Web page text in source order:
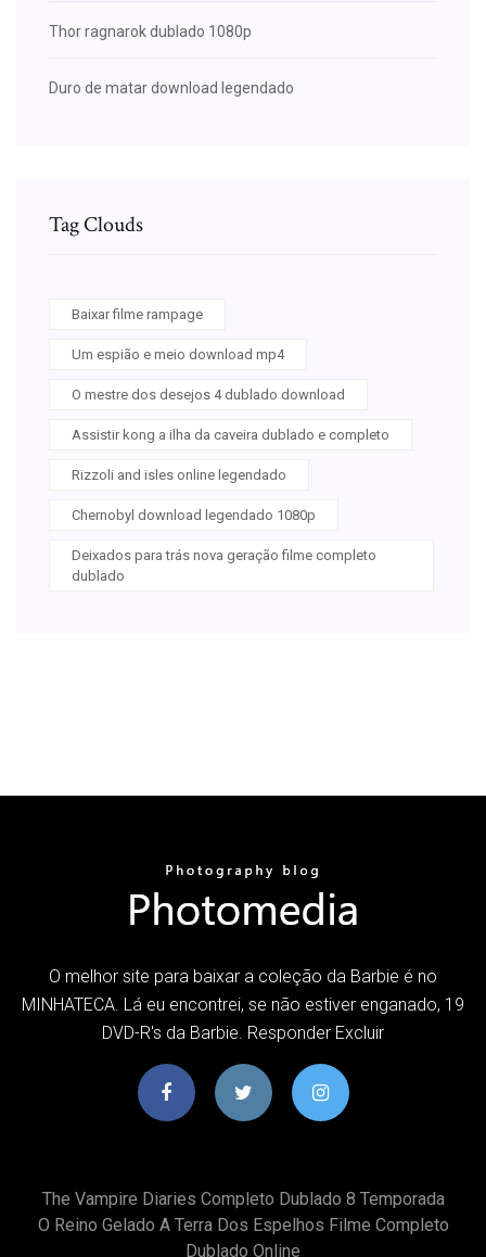
Thor ragnarok dublado 1080p
Duro de matar download legendado
Tag Clouds
Baixar filme rampage
Um espião e meio download mp4
O mestre dos desejos 4 dublado download
Assistir kong a ilha da caveira dublado e completo
Rizzoli and isles online legendado
Chernobyl download legendado 1080p
Deixados para trás nova geração filme completo
dublado
O melhor site para baixar a coleção da Barbie é no
MINHATECA. Lá eu encontrei, se não estiver enganado, 19
DVD-R's da Barbie. Responder Excluir
The Vampire Diaries Completo Dublado 8 Temporada
O Reino Gelado A Terra Dos Espelhos Filme Completo
Dublado Online